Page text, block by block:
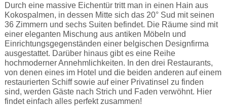
Durch eine massive Eichentür tritt man in einen Hain aus
Kokospalmen, in dessen Mitte sich das 20° Sud mit seinen
36 Zimmern und sechs Suiten befindet. Die Räume sind mit
einer eleganten Mischung aus antiken Möbeln und
Einrichtungsgegenständen einer belgischen Designfirma
ausgestattet. Darüber hinaus gibt es eine Reihe
hochmoderner Annehmlichkeiten. In den drei Restaurants,
von denen eines im Hotel und die beiden anderen auf einem
restaurierten Schiff sowie auf einer Privatinsel zu finden
sind, werden Gäste nach Strich und Faden verwöhnt. Hier
findet einfach alles perfekt zusammen!